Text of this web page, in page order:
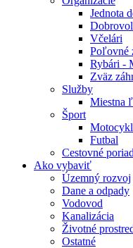
Jednota
Včelári
Poľovné
Rybári -
Zväz
Služby
Miestna
Šport
Futbal
Cestovné
Ako vybaviť
Územný rozvoj
Dane a odpady
Vodovod
Kanalizácia
Životné
Ostatné